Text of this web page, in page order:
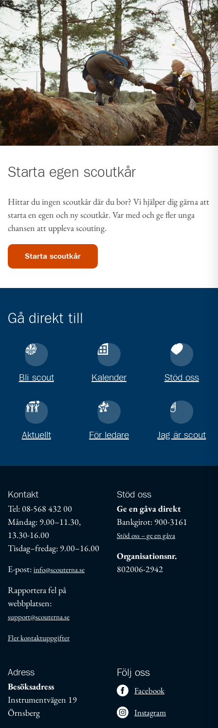
Starta egen scoutkår
Hittar du ingen scoutkår där du bor? Vi hjälper dig gärna att
starta en egen och ny scoutkår. Var med och ge fler unga
chansen att uppleva scouting.
Starta scoutkår
Gå direkt till
Bli scout Kalender Stöd oss
Aktuellt För ledare Jag är scout
Kontakt
Tel: 08-568 432 00
Måndag: 9.00–11.30,
13.30-16.00
Tisdag–fredag: 9.00–16.00
E-post: info@scouterna.se
Rapportera fel på
webbplatsen:
support@scouterna.se
Fler kontaktuppgifter
Stöd oss
Ge en gåva direkt
Bankgirot: 900-3161
Stöd oss – ge en gåva
Organisationsnr.
802006-2942
Adress
Besöksadress
Instrumentvägen 19
Örnsberg
Följ oss
Facebook
Instagram